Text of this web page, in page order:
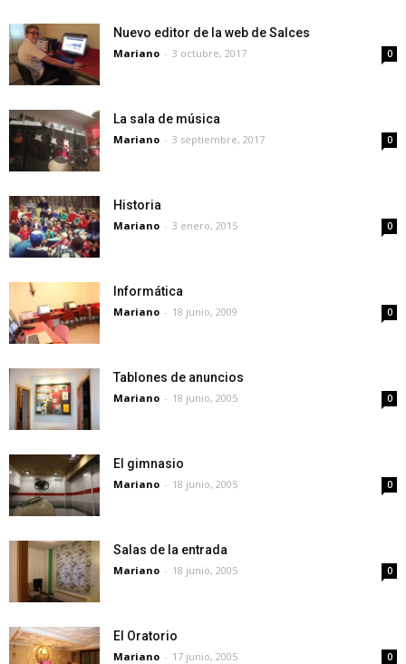
Nuevo editor de la web de Salces
Mariano - 3 octubre, 2017 0
La sala de música
Mariano - 3 septiembre, 2017 0
Historia
Mariano - 3 enero, 2015 0
Informática
Mariano - 18 junio, 2009 0
Tablones de anuncios
Mariano - 18 junio, 2005 0
El gimnasio
Mariano - 18 junio, 2005 0
Salas de la entrada
Mariano - 18 junio, 2005 0
El Oratorio
Mariano - 17 junio, 2005 0